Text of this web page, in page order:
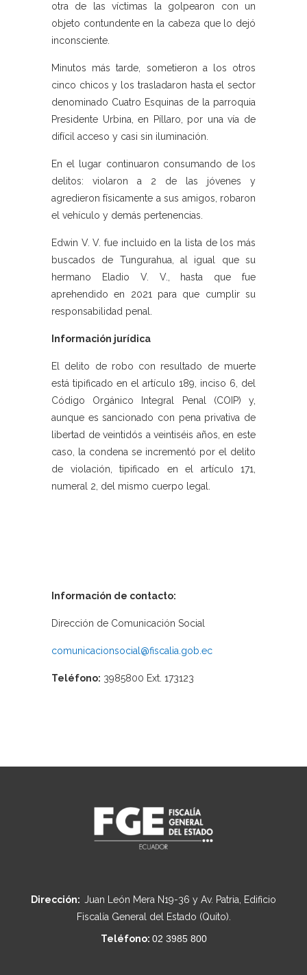
otra de las víctimas la golpearon con un
objeto contundente en la cabeza que lo dejó
inconsciente.
Minutos más tarde, sometieron a los otros
cinco chicos y los trasladaron hasta el sector
denominado Cuatro Esquinas de la parroquia
Presidente Urbina, en Píllaro, por una vía de
difícil acceso y casi sin iluminación.
En el lugar continuaron consumando de los
delitos: violaron a 2 de las jóvenes y
agredieron físicamente a sus amigos, robaron
el vehículo y demás pertenencias.
Edwin V. V. fue incluido en la lista de los más
buscados de Tungurahua, al igual que su
hermano Eladio V. V., hasta que fue
aprehendido en 2021 para que cumplir su
responsabilidad penal.
Información jurídica
El delito de robo con resultado de muerte
está tipificado en el artículo 189, inciso 6, del
Código Orgánico Integral Penal (COIP) y,
aunque es sancionado con pena privativa de
libertad de veintidós a veintiséis años, en este
caso, la condena se incrementó por el delito
de violación, tipificado en el artículo 171,
numeral 2, del mismo cuerpo legal.
Información de contacto:
Dirección de Comunicación Social
comunicacionsocial@fiscalia.gob.ec
Teléfono: 3985800 Ext. 173123
Dirección: Juan León Mera N19-36 y Av. Patria, Edificio
Fiscalía General del Estado (Quito).
Teléfono: 02 3985 800